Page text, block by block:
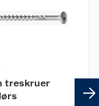
treskruer